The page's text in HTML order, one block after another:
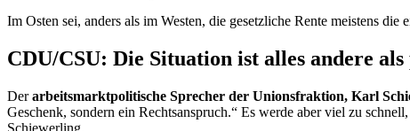
Im Osten sei, anders als im Westen, die gesetzliche Rente meistens
CDU/CSU: Die Situation ist alles andere
Derarbeitsmarktpolitische Sprecher der Unionsfraktion, Karl
Geschenk, sondern ein Rechtsanspruch.“ Es werde aber viel zu